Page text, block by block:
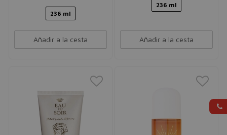
236 ml
Añadir a la cesta
236 ml
Añadir a la cesta